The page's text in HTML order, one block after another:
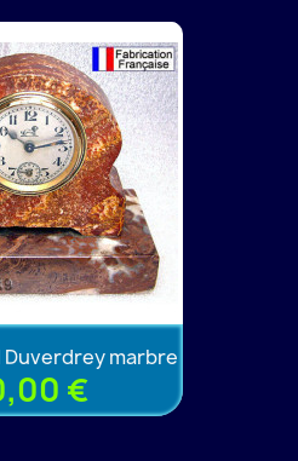
Duverdrey marbre
€